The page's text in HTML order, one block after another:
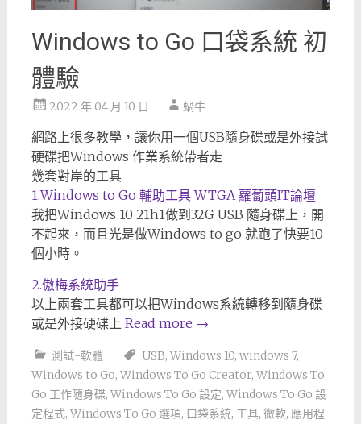
Windows to Go 口袋系統 初
體驗
2022 年 04 月 10 日 蝸牛
網路上很多教學，讓你用一個USB隨身碟或是外接試
硬碟把Windows 作業系統帶者走
幾套對岸的工具
1.Windows to Go 輔助工具 WTGA 蘿蔔頭IT論壇
我把Windows 10 21h1做到32G USB 隨身碟上，開
不起來，而且光是做Windows to go 就跑了快要10
個小時。
2.傲梅系統助手
以上兩套工具都可以把Windows系統轉移到隨身碟
或是外接硬碟上 Read more →
測試-軟體 USB, Windows 10, windows 7,
Windows to Go, Windows To Go Creator, Windows To
Go 工作隨身碟, Windows To Go 設定, Windows To Go 設
定程式, Windows To Go 選項, 口袋系統, 工具, 微軟, 應用程